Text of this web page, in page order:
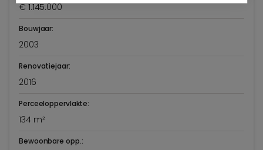
€ 1.145.000
Bouwjaar:
2003
Renovatiejaar:
2016
Perceeloppervlakte:
134 m²
Bewoonbare opp.: